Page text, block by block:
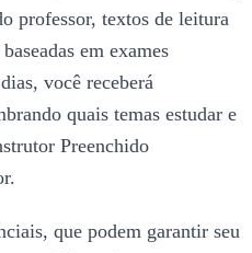
professor, textos de leitura
em exames
você receberá
quais temas estudar e
Preenchido
que podem garantir seu